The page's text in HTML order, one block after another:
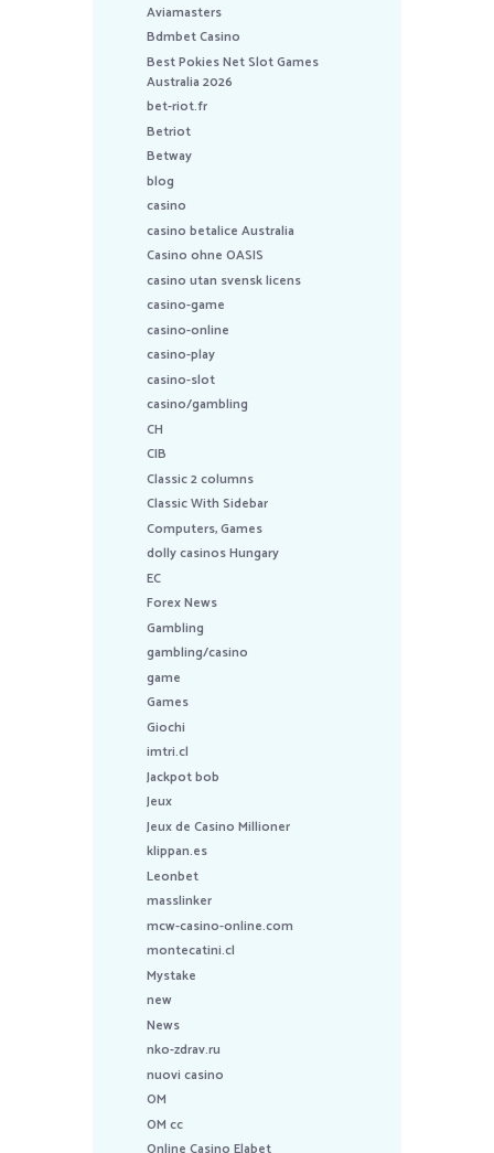
Aviamasters
Bdmbet Casino
Best Pokies Net Slot Games
Australia 2026
bet-riot.fr
Betriot
Betway
blog
casino
casino betalice Australia
Casino ohne OASIS
casino utan svensk licens
casino-game
casino-online
casino-play
casino-slot
casino/gambling
CH
CIB
Classic 2 columns
Classic With Sidebar
Computers, Games
dolly casinos Hungary
EC
Forex News
Gambling
gambling/casino
game
Games
Giochi
imtri.cl
Jackpot bob
Jeux
Jeux de Casino Millioner
klippan.es
Leonbet
masslinker
mcw-casino-online.com
montecatini.cl
Mystake
new
News
nko-zdrav.ru
nuovi casino
OM
OM cc